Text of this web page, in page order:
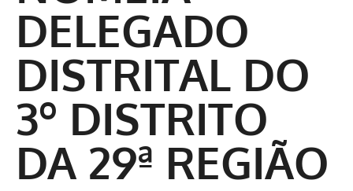
DELEGADO
DISTRITAL DO
3º DISTRITO
DA 29ª REGIÃO